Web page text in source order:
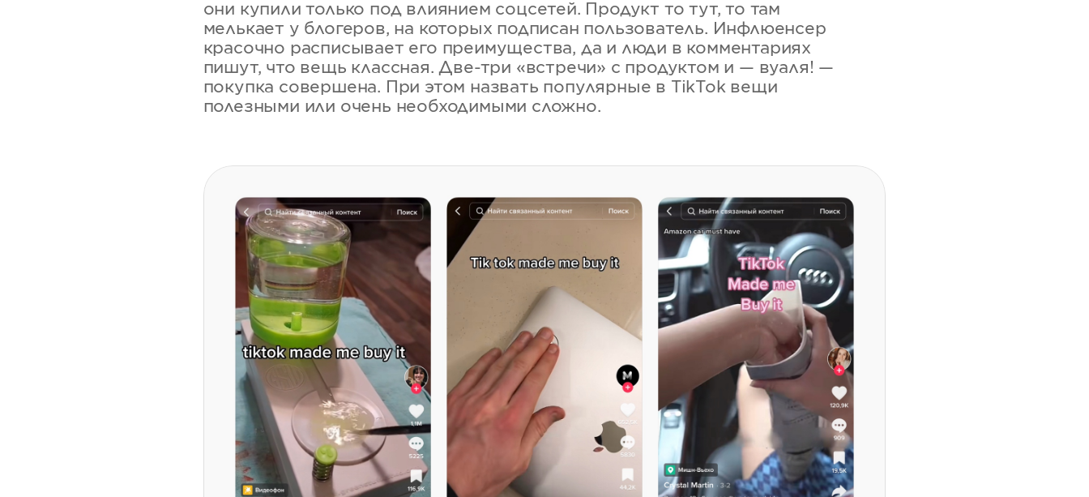
они купили только под влиянием соцсетей. Продукт то тут, то там
мелькает у блогеров, на которых подписан пользователь. Инфлюенсер
красочно расписывает его преимущества, да и люди в комментариях
пишут, что вещь классная. Две-три «встречи» с продуктом и — вуаля! —
покупка совершена. При этом назвать популярные в TikTok вещи
полезными или очень необходимыми сложно.